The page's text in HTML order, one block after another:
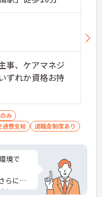
事、ケアマネジ
ずれか資格お持
み
通費支給 退職金制度あり
境で
らに詳
い。